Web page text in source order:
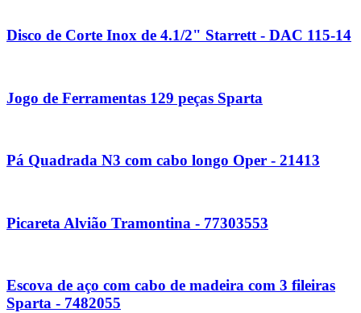
Disco de Corte Inox de 4.1/2" Starrett - DAC 115-14
Jogo de Ferramentas 129 peças Sparta
Pá Quadrada N3 com cabo longo Oper - 21413
Picareta Alvião Tramontina - 77303553
Escova de aço com cabo de madeira com 3 fileiras
Sparta - 7482055